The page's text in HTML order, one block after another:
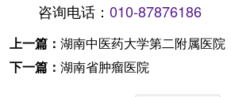
咨询电话： 010-87876186
上一篇： 湖南中医药大学第二附属医院
下一篇： 湖南省肿瘤医院